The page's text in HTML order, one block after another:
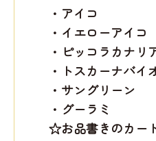
・アイコ
・イエローアイコ
・ピッコラカナリ
・トスカーナバイ
・サングリーン
・グーラミ
☆お品書きのカー